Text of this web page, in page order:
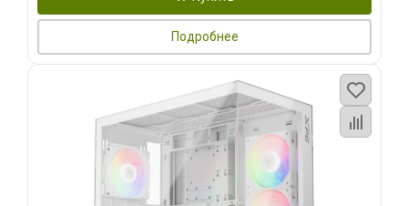
Подробнее